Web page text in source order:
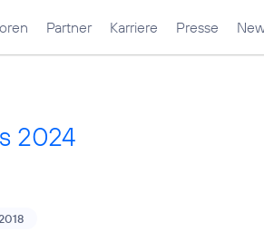
Partner Karriere Presse
2024